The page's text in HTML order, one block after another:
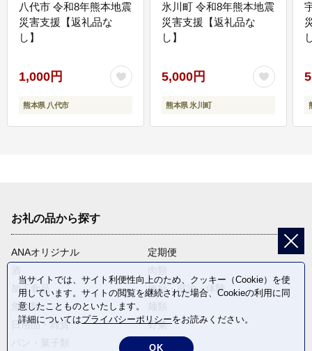
八代市 令和8年熊本地震
災害支援【返礼品な
し】
1,000円
熊本県 八代市
氷川町 令和8年熊本地震
災害支援【返礼品な
し】
5,000円
熊本県 氷川町
お礼の品から探す
ANAオリジナル
定期便
加工食品
旅行・宿泊・体験
魚介類
日用品・雑貨
野菜
電化製品
当サイトでは、サイト利便性向上のため、クッキー（Cookie）を使
用しています。サイトの閲覧を継続された場合、Cookieの利用に同
意したことものといたします。
詳細についてはプライバシーポリシーをお読みください。
OK